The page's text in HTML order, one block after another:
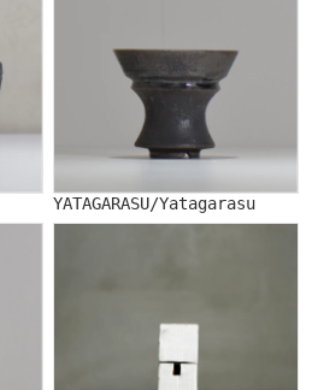
YATAGARASU/Yatagarasu